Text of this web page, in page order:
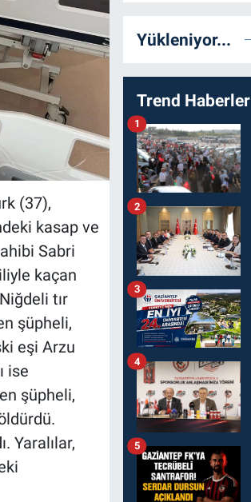
(37),
kasap ve
Sabri
kaçan
tır
şüpheli,
eşi Arzu
ise
şüpheli,
Yaralılar,
Yükleniyor...
Trend Haberler
1
2
3
4
5